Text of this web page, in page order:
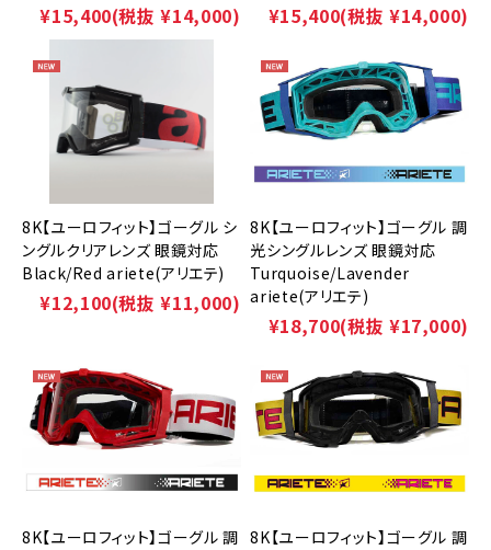
¥15,400(税抜 ¥14,000) ¥15,400(税抜 ¥14,000)
8K【ユーロフィット】ゴーグル シ
ングルクリアレンズ 眼鏡対応
Black/Red ariete(アリエテ)
¥12,100(税抜 ¥11,000)
8K【ユーロフィット】ゴーグル 調
光シングルレンズ 眼鏡対応
Turquoise/Lavender
ariete(アリエテ)
¥18,700(税抜 ¥17,000)
8K【ユーロフィット】ゴーグル 調 8K【ユーロフィット】ゴーグル 調